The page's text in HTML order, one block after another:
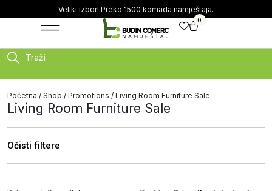
Veliki izbor! Preko 1500 komada namještaja.
0
Traži
Početna / Shop / Promotions / Living Room Furniture Sale
Living Room Furniture Sale
Očisti filtere